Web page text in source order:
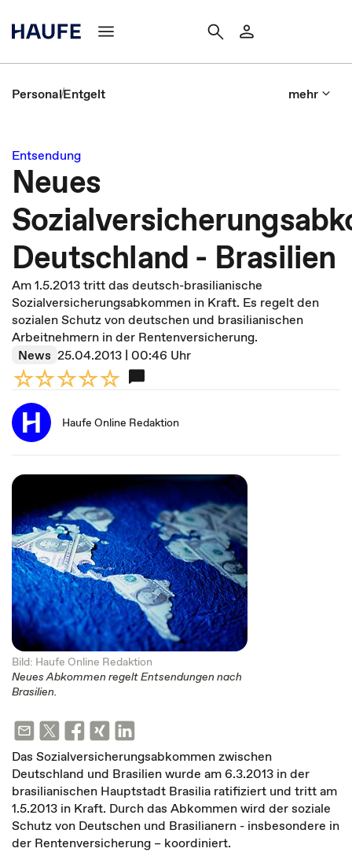
PersonalEntgelt mehr
Entsendung
Neues
Deutschland - Brasilien
Am 1.5.2013 tritt das deutsch-brasilianische
Sozialversicherungsabkommen in Kraft. Es regelt den
sozialen Schutz von deutschen und brasilianischen
Arbeitnehmern in der Rentenversicherung.
News 25.04.2013 | 00:46 Uhr
Haufe Online Redaktion
Bild: Haufe Online Redaktion
Neues Abkommen regelt Entsendungen nach
Brasilien.
Das Sozialversicherungsabkommen zwischen
Deutschland und Brasilien wurde am 6.3.2013 in der
brasilianischen Hauptstadt Brasilia ratifiziert und tritt am
1.5.2013 in Kraft. Durch das Abkommen wird der soziale
Schutz von Deutschen und Brasilianern - insbesondere in
der Rentenversicherung – koordiniert.